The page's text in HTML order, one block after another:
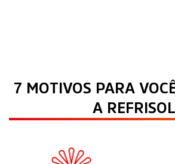
7 MOTIVOS PARA
A REFRISOL